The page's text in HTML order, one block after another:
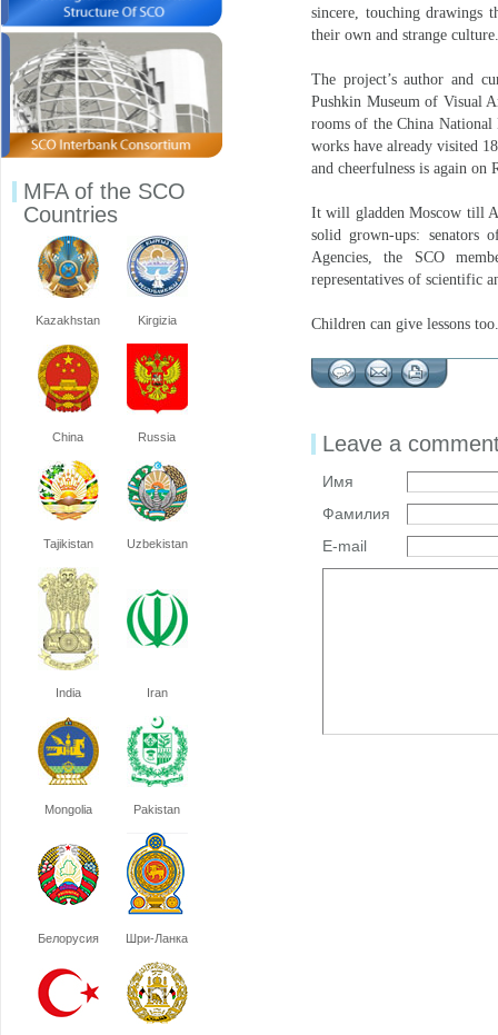
MFA of the SCO
Countries
Kazakhstan Kirgizia
China Russia
Tajikistan Uzbekistan
India Iran
Mongolia Pakistan
Белорусия Шри-Ланка
sincere, touching drawings
their own and strange culture.
The project’s author and
Pushkin Museum of Visual
rooms of the China
works have already visited
and cheerfulness is again
It will gladden Moscow till
solid grown-ups: senators
Agencies, the SCO
representatives of scientific
Children can give lessons
Leave a
Имя
Фамилия
E-mail